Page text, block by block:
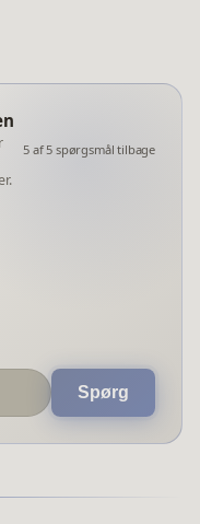
5 af5 spørgsmål tilbage
Spørg